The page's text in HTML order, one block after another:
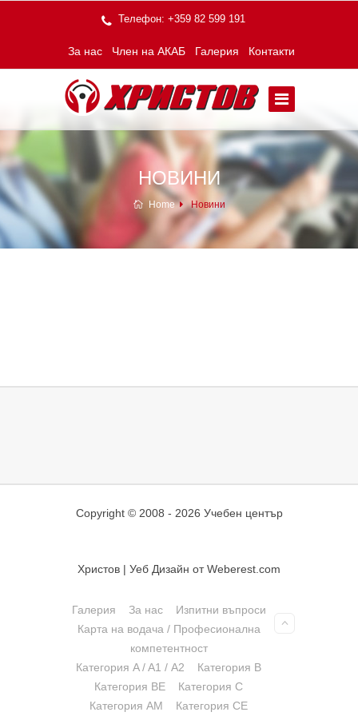
Телефон: +359 82 599 191
За нас Член на АКАБ Галерия Контакти
НОВИНИ
Home Новини
Copyright © 2008 - 2026 Учебен център
Христов | Уеб Дизайн от Weberest.com
Галерия За нас
Изпитни въпроси
Карта на водача / Професионална
компетентност
Категория A / A1 / А2
Категория B
Категория BE
Категория C
Категория АМ
Категория СЕ